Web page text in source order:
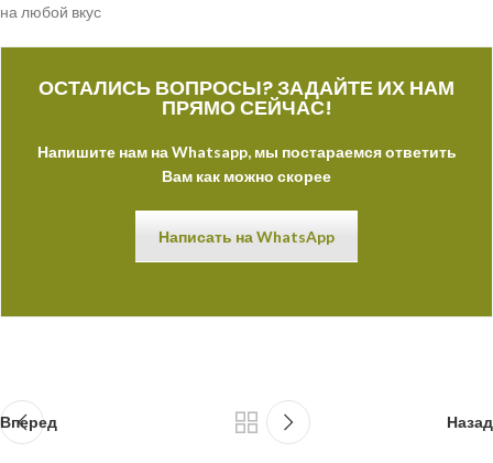
на любой вкус
ОСТАЛИСЬ ВОПРОСЫ? ЗАДАЙТЕ ИХ НАМ
ПРЯМО СЕЙЧАС!
Напишите нам на Whatsapp, мы постараемся ответить
Вам как можно скорее
Написать на WhatsApp
Вперед Назад